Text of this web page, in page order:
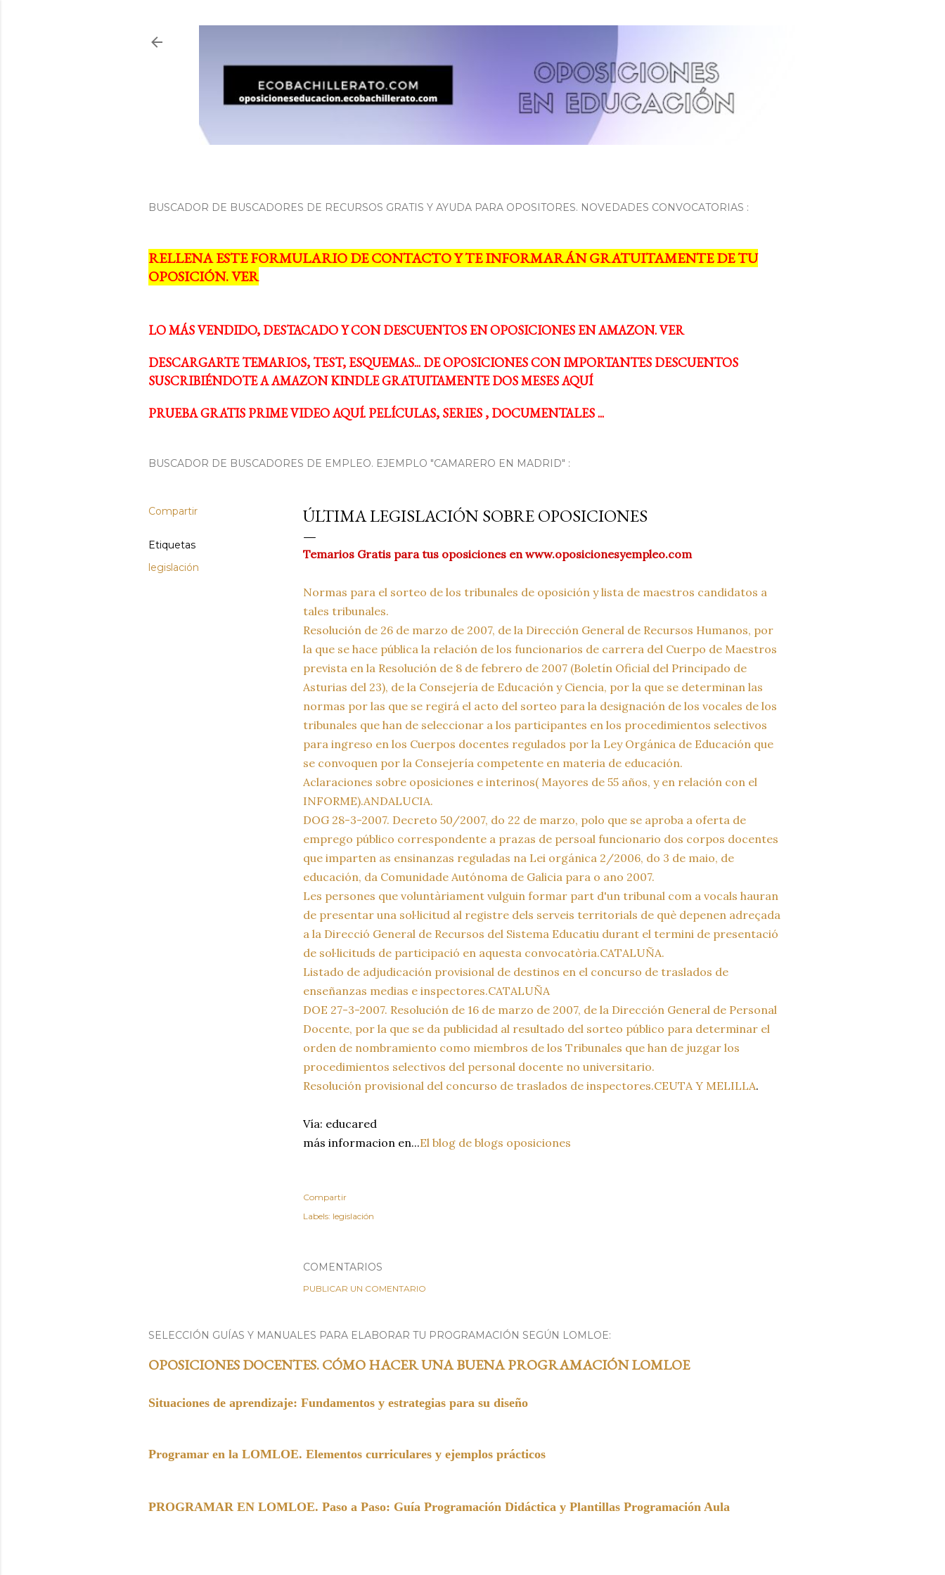
BUSCADOR DE BUSCADORES DE RECURSOS GRATIS Y AYUDA PARA OPOSITORES. NOVEDADES CONVOCATORIAS :
RELLENA ESTE FORMULARIO DE CONTACTO Y TE INFORMARÁN GRATUITAMENTE DE TU
OPOSICIÓN. VER
LO MÁS VENDIDO, DESTACADO Y CON DESCUENTOS EN OPOSICIONES EN AMAZON. VER
DESCARGARTE TEMARIOS, TEST, ESQUEMAS... DE OPOSICIONES CON IMPORTANTES DESCUENTOS
SUSCRIBIÉNDOTE A AMAZON KINDLE GRATUITAMENTE DOS MESES AQUÍ
PRUEBA GRATIS PRIME VIDEO AQUÍ. PELÍCULAS, SERIES , DOCUMENTALES ...
BUSCADOR DE BUSCADORES DE EMPLEO. EJEMPLO "CAMARERO EN MADRID" :
Compartir
Etiquetas
legislación
ÚLTIMA LEGISLACIÓN SOBRE OPOSICIONES
Temarios Gratis para tus oposiciones en www.oposicionesyempleo.com
Normas para el sorteo de los tribunales de oposición y lista de maestros candidatos a
tales tribunales.
Resolución de 26 de marzo de 2007, de la Dirección General de Recursos Humanos, por
la que se hace pública la relación de los funcionarios de carrera del Cuerpo de Maestros
prevista en la Resolución de 8 de febrero de 2007 (Boletín Oficial del Principado de
Asturias del 23), de la Consejería de Educación y Ciencia, por la que se determinan las
normas por las que se regirá el acto del sorteo para la designación de los vocales de los
tribunales que han de seleccionar a los participantes en los procedimientos selectivos
para ingreso en los Cuerpos docentes regulados por la Ley Orgánica de Educación que
se convoquen por la Consejería competente en materia de educación.
Aclaraciones sobre oposiciones e interinos( Mayores de 55 años, y en relación con el
INFORME).ANDALUCIA.
DOG 28-3-2007. Decreto 50/2007, do 22 de marzo, polo que se aproba a oferta de
emprego público correspondente a prazas de persoal funcionario dos corpos docentes
que imparten as ensinanzas reguladas na Lei orgánica 2/2006, do 3 de maio, de
educación, da Comunidade Autónoma de Galicia para o ano 2007.
Les persones que voluntàriament vulguin formar part d'un tribunal com a vocals hauran
de presentar una sol·licitud al registre dels serveis territorials de què depenen adreçada
a la Direcció General de Recursos del Sistema Educatiu durant el termini de presentació
de sol·licituds de participació en aquesta convocatòria.CATALUÑA.
Listado de adjudicación provisional de destinos en el concurso de traslados de
enseñanzas medias e inspectores.CATALUÑA
DOE 27-3-2007. Resolución de 16 de marzo de 2007, de la Dirección General de Personal
Docente, por la que se da publicidad al resultado del sorteo público para determinar el
orden de nombramiento como miembros de los Tribunales que han de juzgar los
procedimientos selectivos del personal docente no universitario.
Resolución provisional del concurso de traslados de inspectores.CEUTA Y MELILLA.
Vía: educared
más informacion en...El blog de blogs oposiciones
Compartir
Labels: legislación
COMENTARIOS
PUBLICAR UN COMENTARIO
SELECCIÓN GUÍAS Y MANUALES PARA ELABORAR TU PROGRAMACIÓN SEGÚN LOMLOE:
OPOSICIONES DOCENTES. CÓMO HACER UNA BUENA PROGRAMACIÓN LOMLOE
Situaciones de aprendizaje: Fundamentos y estrategias para su diseño
Programar en la LOMLOE. Elementos curriculares y ejemplos prácticos
PROGRAMAR EN LOMLOE. Paso a Paso: Guía Programación Didáctica y Plantillas Programación Aula